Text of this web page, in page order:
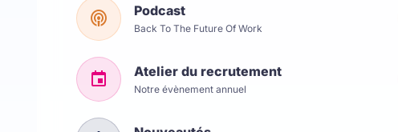
Podcast
Back To The Future Of Work
Atelier du recrutement
Notre évènement annuel